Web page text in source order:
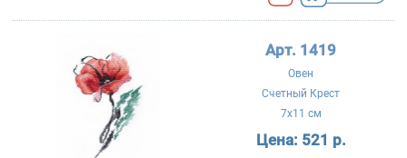
Арт. 1419
Овен
Счетный Крест
7x11 см
Цена: 521 р.